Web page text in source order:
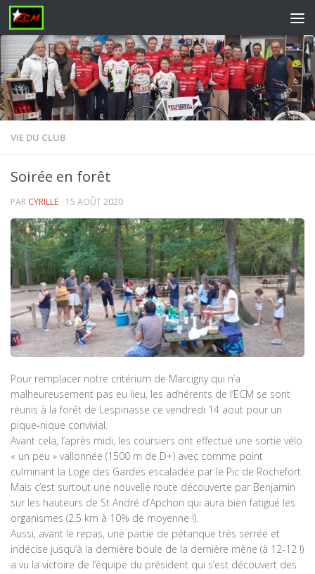
Skip to content
VIE DU CLUB
Soirée en forêt
PAR CYRILLE · 15 AOÛT 2020
Pour remplacer notre critérium de Marcigny qui n’a
malheureusement pas eu lieu, les adhérents de l’ECM se sont
réunis à la forêt de Lespinasse ce vendredi 14 aout pour un
pique-nique convivial.
Avant cela, l’après midi, les coursiers ont effectué une sortie vélo
« un peu » vallonnée (1500 m de D+) avec comme point
culminant la Loge des Gardes escaladée par le Pic de Rochefort.
Mais c’est surtout une nouvelle route découverte par Benjamin
sur les hauteurs de St André d’Apchon qui aura bien fatigué les
organismes (2.5 km à 10% de moyenne !).
Aussi, avant le repas, une partie de pétanque très serrée et
indécise jusqu’à la dernière boule de la dernière mène (à 12-12 !)
a vu la victoire de l’équipe du président qui s’est découvert des